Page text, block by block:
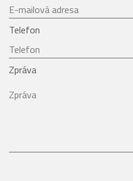
Telefon
Zpráva